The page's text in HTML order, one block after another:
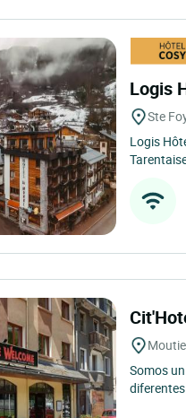
Logis
Ste
Logis
Somos